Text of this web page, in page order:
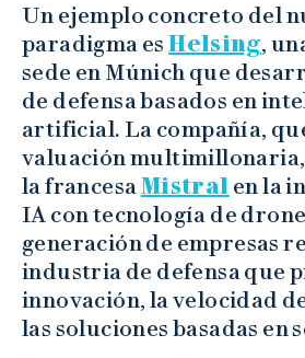
Un ejemplo concreto del
paradigma esHelsing,
sede en Múnich que
de defensa basados en
artificial. La compañía,
valuación
la francesa Mistral en la
IA con tecnología de
generación de empresas
industria de defensa que
innovación, la velocidad
las soluciones basadas en